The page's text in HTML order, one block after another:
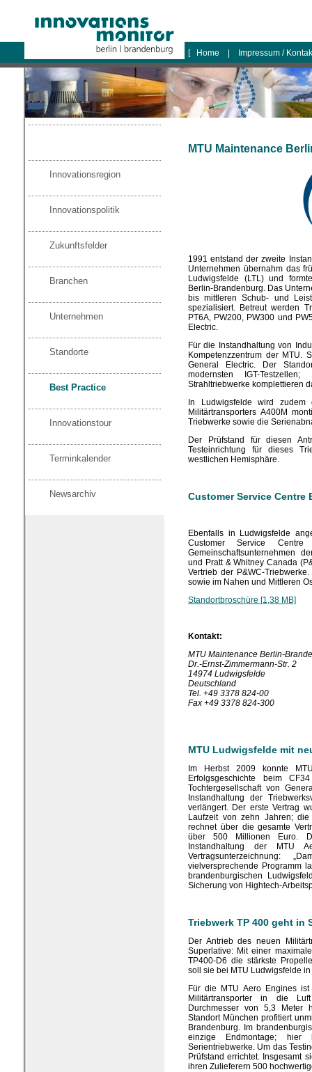
logo
[ Home Impressum /
Innovationsregion
Innovationspolitik
Zukunftsfelder
Branchen
Unternehmen
Standorte
Best Practice
Innovationstour
Terminkalender
Newsarchiv
MTU Maintenance
1991 entstand der zweite
Unternehmen übernahm das
Ludwigsfelde (LTL) und
Berlin-Brandenburg. Das
bis mittleren Schub- und
spezialisiert. Betreut werden
PT6A, PW200, PW300 und
Electric.
Für die Instandhaltung von
Kompetenzzentrum der MTU.
General Electric. Der
modernsten IGT-
Strahltriebwerke komplettieren
In Ludwigsfelde wird
Militärtransporters A400M
Triebwerke sowie die
Der Prüfstand für diesen
Testeinrichtung für dieses
westlichen Hemisphäre.
Customer Service Centre
Ebenfalls in Ludwigsfelde
Customer Service
Gemeinschaftsunternehmen
und Pratt & Whitney Canada
Vertrieb der P&WC-
sowie im Nahen und Mittleren
Standortbroschüre [1,38 MB]
Kontakt:
MTU Maintenance Berlin-
Dr.-Ernst-Zimmermann-Str. 2
14974 Ludwigsfelde
Deutschland
Tel. +49 3378 824-00
Fax +49 3378 824-300
MTU Ludwigsfelde mit
Im Herbst 2009 konnte
Erfolgsgeschichte beim
Tochtergesellschaft von
Instandhaltung der
verlängert. Der erste Vertrag
Laufzeit von zehn Jahren;
rechnet über die gesamte
über 500 Millionen Euro.
Instandhaltung der MTU
Vertragsunterzeichnung:
vielversprechende Programm
brandenburgischen
Sicherung von Hightech-
Triebwerk TP 400 geht in
Der Antrieb des neuen
Superlative: Mit einer
TP400-D6 die stärkste
soll sie bei MTU Ludwigsfelde
Für die MTU Aero Engines
Militärtransporter in die
Durchmesser von 5,3 Meter
Standort München profitiert
Brandenburg. Im
einzige Endmontage;
Serientriebwerke. Um das
Prüfstand errichtet. Insgesamt
ihren Zulieferern 500